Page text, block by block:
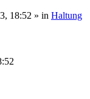
18:52 » in Haltung